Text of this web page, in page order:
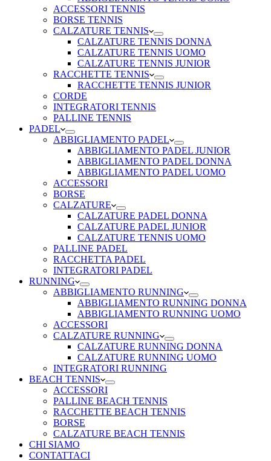
ACCESSORI TENNIS
BORSE TENNIS
CALZATURE TENNIS
CALZATURE TENNIS DONNA
CALZATURE TENNIS UOMO
CALZATURE TENNIS JUNIOR
RACCHETTE TENNIS
RACCHETTE TENNIS JUNIOR
CORDE
INTEGRATORI TENNIS
PALLINE TENNIS
PADEL
ABBIGLIAMENTO PADEL
ABBIGLIAMENTO PADEL JUNIOR
ABBIGLIAMENTO PADEL DONNA
ABBIGLIAMENTO PADEL UOMO
ACCESSORI
BORSE
CALZATURE
CALZATURE PADEL DONNA
CALZATURE PADEL JUNIOR
CALZATURE TENNIS UOMO
PALLINE PADEL
RACCHETTA PADEL
INTEGRATORI PADEL
RUNNING
ABBIGLIAMENTO RUNNING
ABBIGLIAMENTO RUNNING DONNA
ABBIGLIAMENTO RUNNING UOMO
ACCESSORI
CALZATURE RUNNING
CALZATURE RUNNING DONNA
CALZATURE RUNNING UOMO
INTEGRATORI RUNNING
BEACH TENNIS
ACCESSORI
PALLINE BEACH TENNIS
RACCHETTE BEACH TENNIS
BORSE
CALZATURE BEACH TENNIS
CHI SIAMO
CONTATTACI